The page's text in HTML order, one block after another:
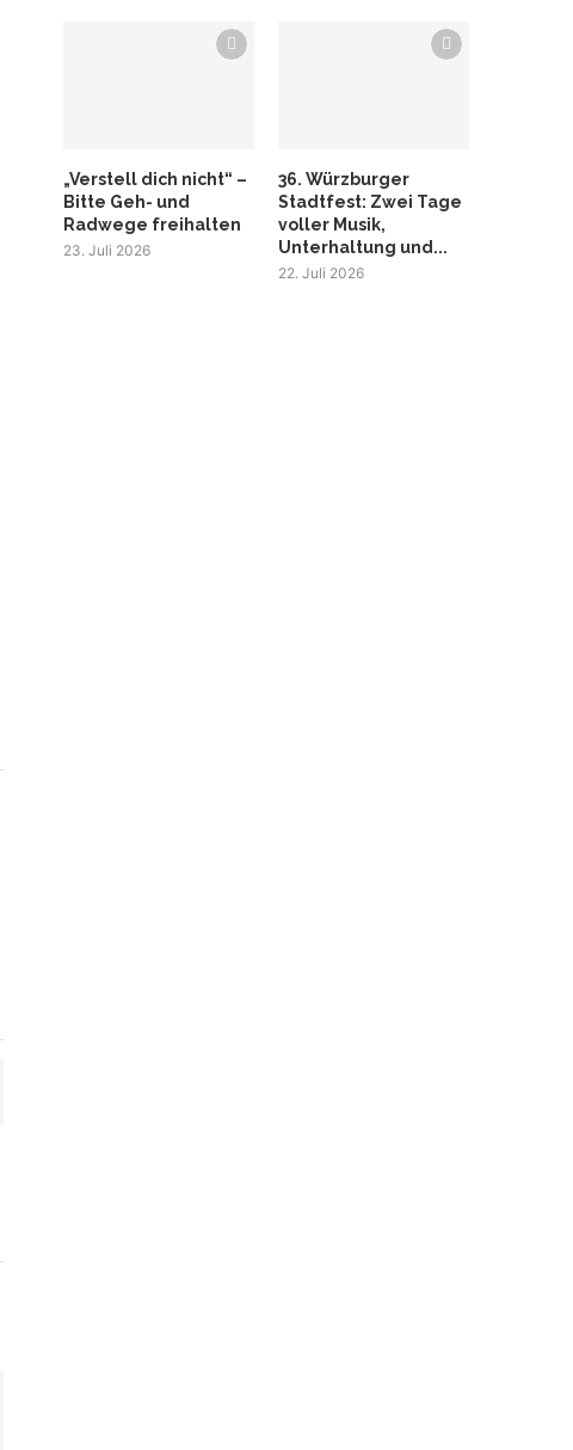
„Verstell dich nicht“ –
Bitte Geh- und
Radwege freihalten
23. Juli 2026
36. Würzburger
Stadtfest: Zwei Tage
voller Musik,
Unterhaltung und...
22. Juli 2026